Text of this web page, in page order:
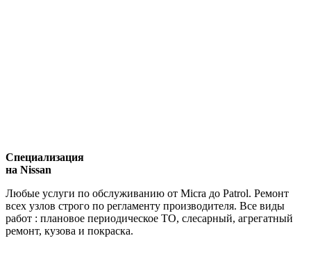
Специализация
на Nissan
Любые услуги по обслуживанию от Micra до Patrol. Ремонт
всех узлов строго по регламенту производителя. Все виды
работ : плановое периодическое ТО, слесарный, агрегатный
ремонт, кузова и покраска.